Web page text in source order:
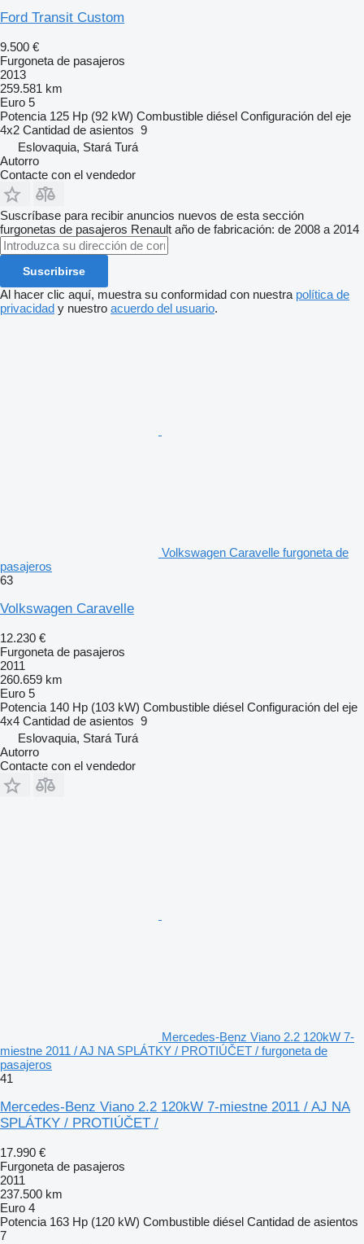
Ford Transit Custom
9.500 €
Furgoneta de pasajeros
2013
259.581 km
Euro 5
Potencia 125 Hp (92 kW) Combustible diésel Configuración del eje
4x2 Cantidad de asientos 9
Eslovaquia, Stará Turá
Autorro
Contacte con el vendedor
Suscríbase para recibir anuncios nuevos de esta sección
furgonetas de pasajeros Renault año de fabricación: de 2008 a 2014
Suscribirse
Al hacer clic aquí, muestra su conformidad con nuestra política de
privacidad y nuestro acuerdo del usuario.
Volkswagen Caravelle furgoneta de
pasajeros
63
Volkswagen Caravelle
12.230 €
Furgoneta de pasajeros
2011
260.659 km
Euro 5
Potencia 140 Hp (103 kW) Combustible diésel Configuración del eje
4x4 Cantidad de asientos 9
Eslovaquia, Stará Turá
Autorro
Contacte con el vendedor
Mercedes-Benz Viano 2.2 120kW 7-
miestne 2011 / AJ NA SPLÁTKY / PROTIÚČET / furgoneta de
pasajeros
41
Mercedes-Benz Viano 2.2 120kW 7-miestne 2011 / AJ NA
SPLÁTKY / PROTIÚČET /
17.990 €
Furgoneta de pasajeros
2011
237.500 km
Euro 4
Potencia 163 Hp (120 kW) Combustible diésel Cantidad de asientos
7